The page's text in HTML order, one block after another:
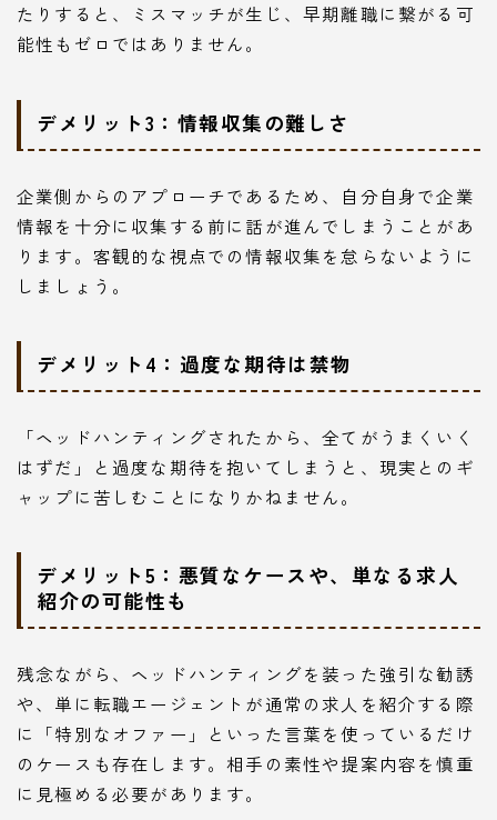
たりすると、ミスマッチが生じ、早期離職に繋がる可
能性もゼロではありません。
デメリット3：情報収集の難しさ
企業側からのアプローチであるため、自分自身で企業
情報を十分に収集する前に話が進んでしまうことがあ
ります。客観的な視点での情報収集を怠らないように
しましょう。
デメリット4：過度な期待は禁物
「ヘッドハンティングされたから、全てがうまくいく
はずだ」と過度な期待を抱いてしまうと、現実とのギ
ャップに苦しむことになりかねません。
デメリット5：悪質なケースや、単なる求人
紹介の可能性も
残念ながら、ヘッドハンティングを装った強引な勧誘
や、単に転職エージェントが通常の求人を紹介する際
に「特別なオファー」といった言葉を使っているだけ
のケースも存在します。相手の素性や提案内容を慎重
に見極める必要があります。